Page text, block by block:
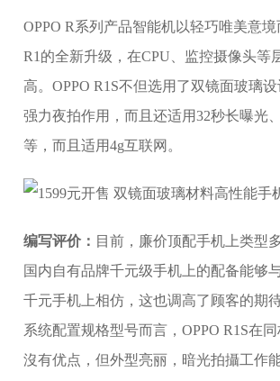
OPPO R系列产品智能机以轻巧唯美意境
R1的全新升级，在CPU、监控摄像头等
高。OPPO R1S不但选用了双镜面玻璃
强力夜拍作用，而且还适用32秒长曝光
等，而且适用4g互联网。
编写评价： 目前，廉价顶配手机上类型
国内自有品牌千元级手机上的配备能够
千元手机上相仿，这也调高了顾客的期
系统配置规格型号而言，OPPO R1S在
沒有优点，但外型亮丽，暗光拍攝工作